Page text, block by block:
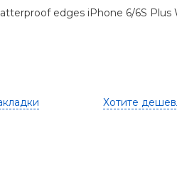
edges iPhone 6/6S Plus
Хотите